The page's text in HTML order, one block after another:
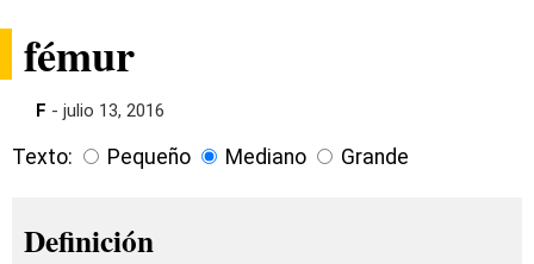
fémur
F - julio 13, 2016
Texto: Pequeño Mediano Grande
Definición